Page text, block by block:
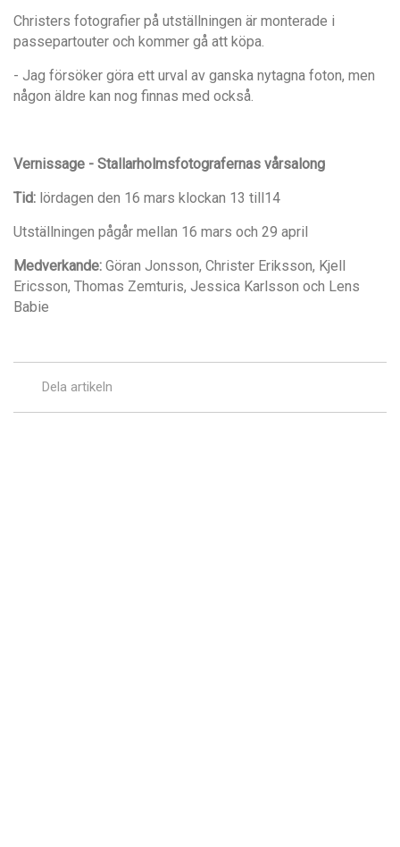
Christers fotografier på utställningen är monterade i
passepartouter och kommer gå att köpa.
- Jag försöker göra ett urval av ganska nytagna foton, men
någon äldre kan nog finnas med också.
Vernissage - Stallarholmsfotografernas vårsalong
Tid: lördagen den 16 mars klockan 13 till14
Utställningen pågår mellan 16 mars och 29 april
Medverkande: Göran Jonsson, Christer Eriksson, Kjell
Ericsson, Thomas Zemturis, Jessica Karlsson och Lens
Babie
Dela artikeln